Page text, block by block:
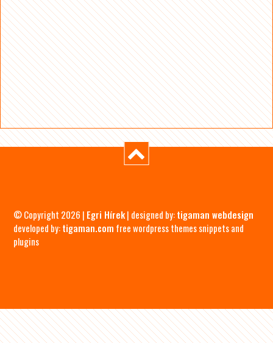
© Copyright 2026 | Egri Hírek| designed by:tigaman webdesign
developed by:tigaman.com free wordpress themes snippets and
plugins